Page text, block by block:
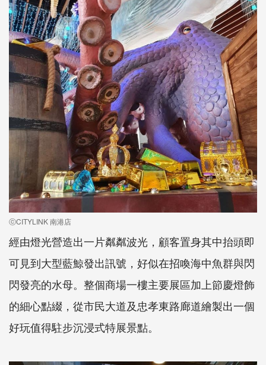
ⓒCITYLINK 南港店
經由燈光營造出一片粼粼波光，顧客置身其中抬頭即
可見到大型藍鯨發出訊號，好似在招喚海中魚群與閃
閃發亮的水母。整個商場一樓主要展區加上節慶燈飾
的細心點綴，從市民大道及忠孝東路廊道繪製出一個
好玩值得駐步沉浸式特展景點。